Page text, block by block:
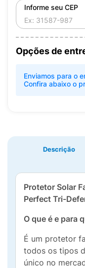
Informe seu CEP
Opções de
Enviamos para o
Confira abaixo o
Descrição
Protetor Solar
Perfect Tri-
O que é e para
É um protetor
todos os tipos
único no